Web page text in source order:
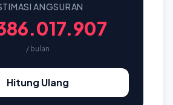
ANGSURAN
/ bulan
Hitung Ulang